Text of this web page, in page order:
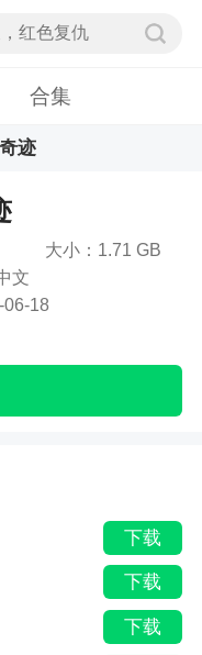
合集
迹
大小：1.71 GB
文
06-18
下载
下载
下载